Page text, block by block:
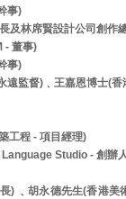
事)
及林席賢設計公司創作
- 董事)
事)
監督)﹑王嘉恩博士(
工程 - 項目經理)
Studio - 創辦
) ﹑胡永德先生(香港美